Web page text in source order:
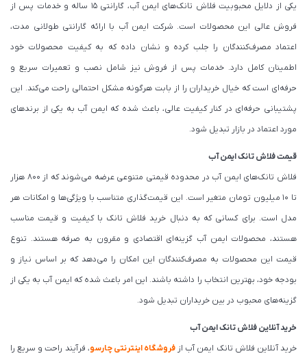
یکی از دلایل محبوبیت فلاش تانک‌های ایمن آب، گارانتی 15 ساله و خدمات پس از
فروش عالی این محصولات است. شرکت ایمن آب با ارائه گارانتی طولانی مدت،
اعتماد مصرف‌کنندگان را جلب کرده و نشان داده که به کیفیت محصولات خود
اطمینان کامل دارد. خدمات پس از فروش نیز شامل نصب و تعمیرات سریع و
حرفه‌ای است که خیال خریداران را از بابت هرگونه مشکل احتمالی راحت می‌کند. این
پشتیبانی حرفه‌ای در کنار کیفیت عالی، باعث شده که ایمن آب به یکی از برندهای
مورد اعتماد در بازار تبدیل شود.
قیمت فلاش تانک ایمن آب
فلاش تانک‌های ایمن آب در محدوده قیمتی متنوعی عرضه می‌شوند که از 800 هزار
تا 10 میلیون تومان متغیر است. این قیمت‌گذاری متناسب با ویژگی‌ها و امکانات هر
مدل است. برای کسانی که به دنبال خرید فلاش تانک با کیفیت و قیمت مناسب
هستند، محصولات ایمن آب گزینه‌ای اقتصادی و مقرون به صرفه هستند. تنوع
قیمت این محصولات به مصرف‌کنندگان این امکان را می‌دهد که بر اساس نیاز و
بودجه خود، بهترین انتخاب را داشته باشند. این امر باعث شده که ایمن آب به یکی از
گزینه‌های محبوب در بین خریداران تبدیل شود.
خرید آنلاین فلاش تانک ایمن آب
خرید آنلاین فلاش تانک ایمن آب از فروشگاه اینترنتی چارسو، فرآیند راحت و سریع را